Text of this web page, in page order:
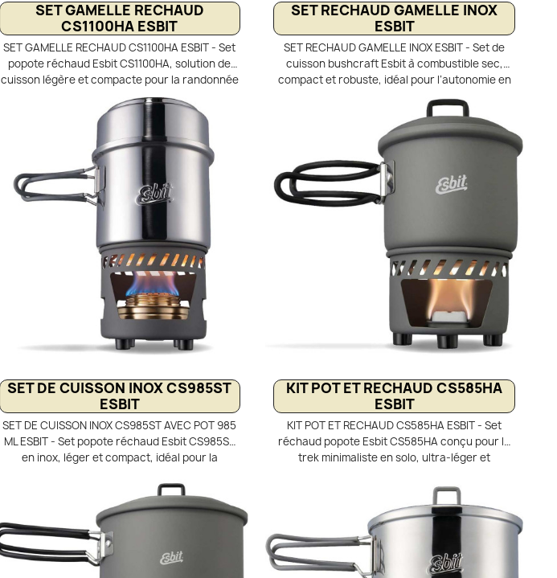
SET GAMELLE RECHAUD
CS1100HA ESBIT
SET GAMELLE RECHAUD CS1100HA ESBIT - Set
popote réchaud Esbit CS1100HA, solution de
cuisson légère et compacte pour la randonnée
et le bivouac. Comprend un réchaud à
combustible solide et une casserole en
aluminium anodisé dur de 1,1 L avec couvercle.
Compatible avec pastilles Esbit de 14 g ou 27 g,
poignée repliable et graduations internes.
Ensemble robuste et pratique de 390 g, livré
avec housse de rangement en filet.
SET RECHAUD GAMELLE INOX
ESBIT
SET RECHAUD GAMELLE INOX ESBIT - Set de
cuisson bushcraft Esbit à combustible sec,
compact et robuste, idéal pour l’autonomie en
pleine nature. Casserole en acier inoxydable
18/8 de 1000 à 1100 ml, résistante et durable.
Compatible avec pastilles Esbit de 14 g ou 27 g
pour une cuisson simple et fiable. Parfait pour
le bushcraft, le bivouac et les sorties outdoor
où solidité et efficacité sont essentielles.
SET DE CUISSON INOX CS985ST
ESBIT
SET DE CUISSON INOX CS985ST AVEC POT 985
ML ESBIT - Set popote réchaud Esbit CS985ST
en inox, léger et compact, idéal pour la
inox de 985 ml avec couvercle et un brûleur à
alcool ultra-léger. Tous les éléments se rangent
dans la popote pour un gain de place optimal.
Livré avec support pare-vent en aluminium
anodisé et sac de rangement en filet.
KIT POT ET RECHAUD CS585HA
ESBIT
KIT POT ET RECHAUD CS585HA ESBIT - Set
réchaud popote Esbit CS585HA conçu pour le
trek minimaliste en solo, ultra-léger et
anodisé dur de 585 ml avec couvercle et
support pare-vent. Compatible avec
combustible solide Esbit, le support se range
dans la casserole pour gagner de la place.
Livré avec filet de rangement, idéal pour le
bivouac et la randonnée ultra-légère.